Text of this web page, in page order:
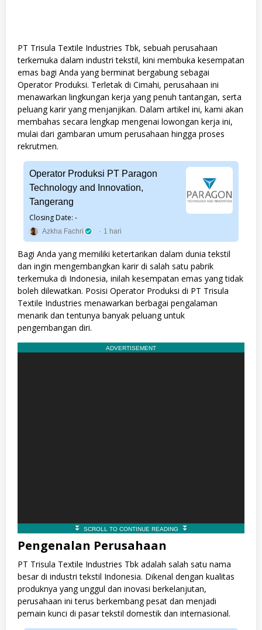
PT Trisula Textile Industries Tbk, sebuah perusahaan
terkemuka dalam industri tekstil, kini membuka kesempatan
emas bagi Anda yang berminat bergabung sebagai
Operator Produksi. Terletak di Cimahi, perusahaan ini
menawarkan lingkungan kerja yang penuh tantangan, serta
peluang karir yang menjanjikan. Dalam artikel ini, kami akan
membahas secara lengkap mengenai lowongan kerja ini,
mulai dari gambaran umum perusahaan hingga proses
rekrutmen.
Operator Produksi PT Paragon
Technology and Innovation,
Tangerang
Closing Date: -
Azkha Fachri 1 hari
Bagi Anda yang memiliki ketertarikan dalam dunia tekstil
dan ingin mengembangkan karir di salah satu pabrik
terkemuka di Indonesia, inilah kesempatan emas yang tidak
boleh dilewatkan. Posisi Operator Produksi di PT Trisula
Textile Industries menawarkan berbagai pengalaman
menarik dan tentunya banyak peluang untuk
pengembangan diri.
Pengenalan Perusahaan
PT Trisula Textile Industries Tbk adalah salah satu nama
besar di industri tekstil Indonesia. Dikenal dengan kualitas
produknya yang unggul dan inovasi berkelanjutan,
perusahaan ini terus berkembang pesat dan menjadi
pemain kunci di pasar tekstil domestik dan internasional.